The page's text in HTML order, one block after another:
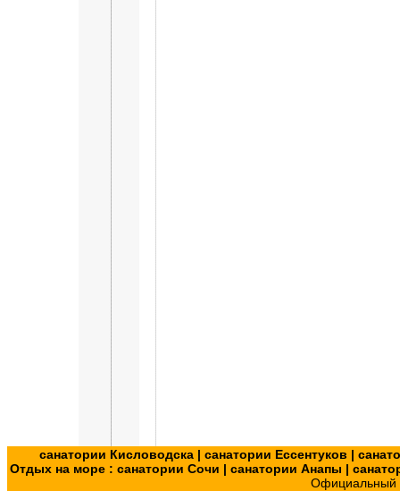
санатории Кисловодска| санатории Ессентуков |
Отдых на море : санатории Сочи | санатории Анапы |
Официальный